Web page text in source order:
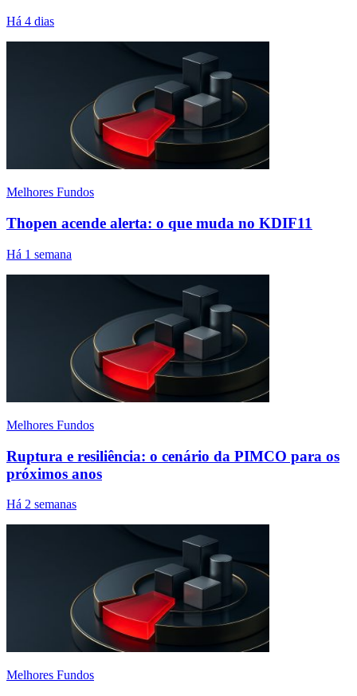
Há 4 dias
Melhores Fundos
Thopen acende alerta: o que muda no KDIF11
Há 1 semana
Melhores Fundos
Ruptura e resiliência: o cenário da PIMCO para os
próximos anos
Há 2 semanas
Melhores Fundos